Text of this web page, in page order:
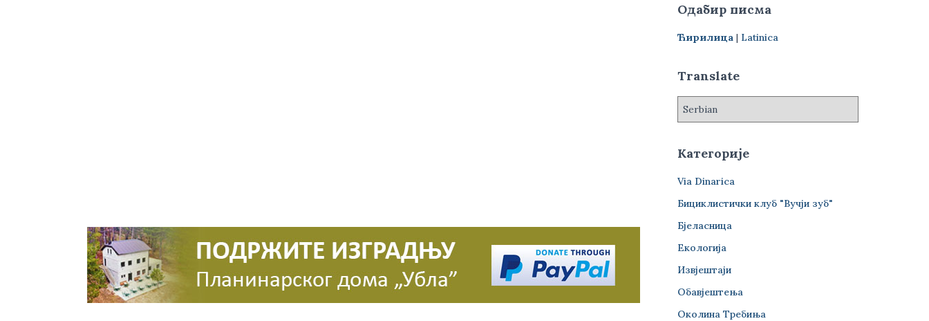
а
а
а
Одабир писма
Ћирилица | Latinica
Translate
Категорије
Via Dinarica
Бициклистички клуб "Вучји зуб"
Бјеласница
Екологија
Извјештаји
Обавјештења
Околина Требиња